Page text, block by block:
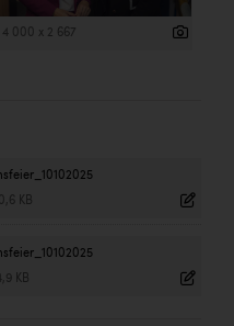
4 000 x 2 667
KB
KB